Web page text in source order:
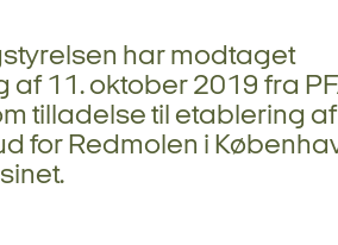
har modtaget
11. oktober 2019 fra
tilladelse til etablering
for Redmolen i